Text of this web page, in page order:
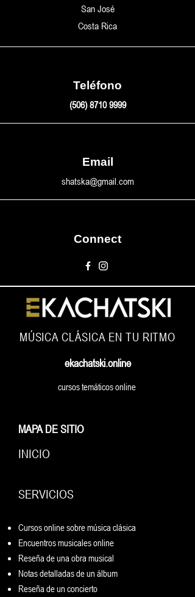
San José
Costa Rica
Teléfono
(506) 8710 9999
Email
shatska@gmail.com
Connect
MÚSICA CLÁSICA EN TU RITMO
ekachatski.online
cursos temáticos online
MAPA DE SITIO
INICIO
SERVICIOS
Cursos online sobre música clásica
Encuentros musicales online
Reseña de una obra musical
Notas detalladas de un álbum
Reseña de un concierto